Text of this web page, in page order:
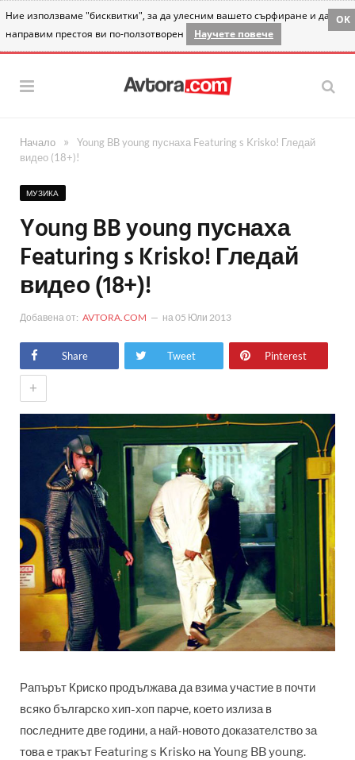
Ние използваме "бисквитки", за да улесним вашето сърфиране и да
направим престоя ви по-ползотворен
Научете повече
OK
Начало »
Young BB young пуснаха Featuring s Krisko! Гледай
видео (18+)!
МУЗИКА
Young BB young пуснаха
Featuring s Krisko! Гледай
видео (18+)!
Добавена от: AVTORA.COM на05 Юли 2013
Share Tweet Pinterest
+
Рапърът Криско продължава да взима участие в почти
всяко българско хип-хоп парче, което излиза в
последните две години, а най-новото доказателство за
това е тракът Featuring s Krisko на Young BB young.